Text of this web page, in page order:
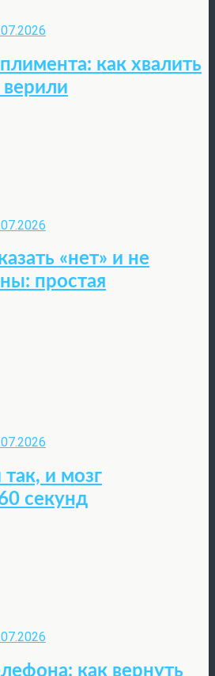
как хвалить
«нет» и не
простая
и мозг
секунд
как вернуть